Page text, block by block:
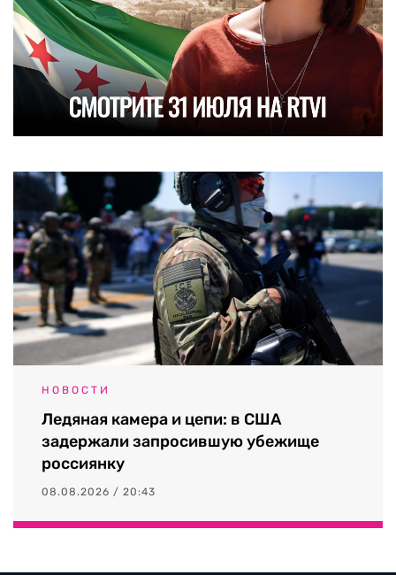
НОВОСТИ
Ледяная камера и цепи: в США
задержали запросившую убежище
россиянку
08.08.2026 / 20:43